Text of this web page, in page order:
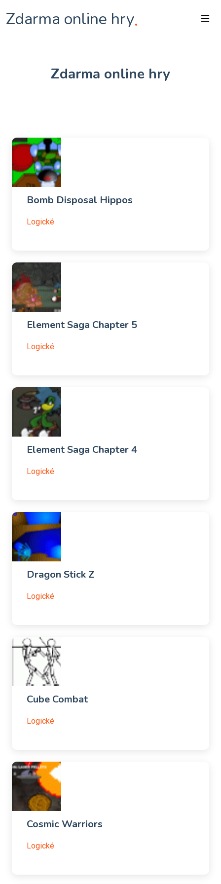
Zdarma online hry.
Zdarma online hry
Bomb Disposal Hippos
Logické
Element Saga Chapter 5
Logické
Element Saga Chapter 4
Logické
Dragon Stick Z
Logické
Cube Combat
Logické
Cosmic Warriors
Logické